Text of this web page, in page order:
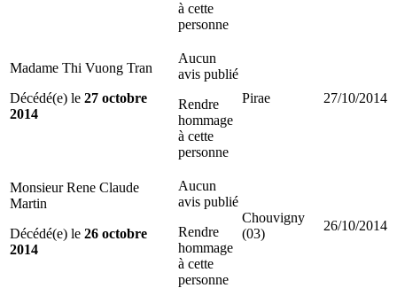
à cette
personne
Madame Thi Vuong Tran
Décédé(e) le 27 octobre
2014
Aucun
avis publié
Rendre
hommage
à cette
personne
Pirae 27/10/2014
Monsieur Rene Claude
Martin
Décédé(e) le 26 octobre
2014
Aucun
avis publié
Rendre
hommage
à cette
personne
Chouvigny
(03)
26/10/2014